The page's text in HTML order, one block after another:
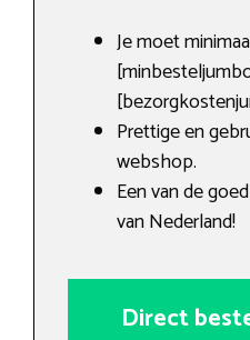
Je moet
Prettige en
webshop.
Een van de
van Nederland!
Direct